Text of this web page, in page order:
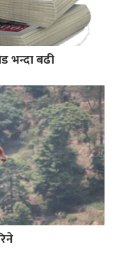
भन्दा बढी